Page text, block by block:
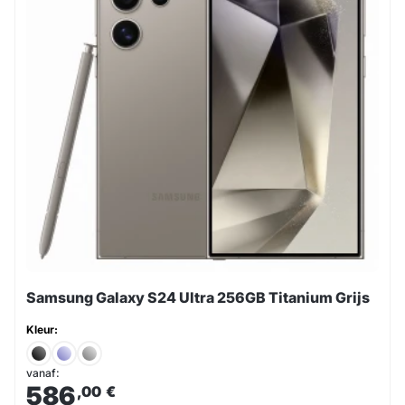
Samsung Galaxy S24 Ultra 256GB Titanium Grijs
Kleur:
vanaf:
586,00 €